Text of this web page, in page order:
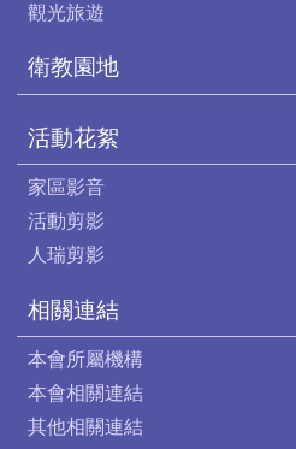
觀光旅遊
衛教園地
活動花絮
家區影音
活動剪影
人瑞剪影
相關連結
本會所屬機構
本會相關連結
其他相關連結